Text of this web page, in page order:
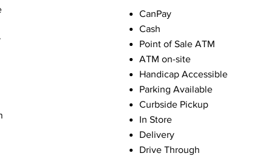
CanPay
Cash
Point of Sale ATM
ATM on-site
Handicap Accessible
Parking Available
Curbside Pickup
In Store
Delivery
Drive Through